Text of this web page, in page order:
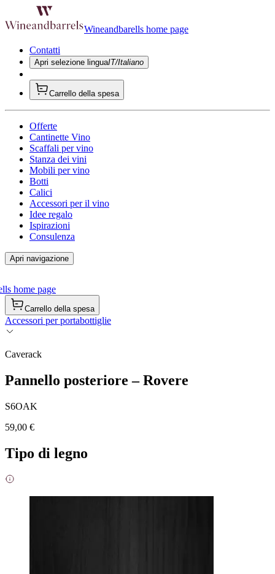
Wineandbarells home page
Contatti
Apri selezione linguaIT/Italiano
Carrello della spesa
Offerte
Cantinette Vino
Scaffali per vino
Stanza dei vini
Mobili per vino
Botti
Calici
Accessori per il vino
Idee regalo
Ispirazioni
Consulenza
Apri navigazione
home page
Carrello della spesa
Accessori per portabottiglie
Caverack
Pannello posteriore – Rovere
S6OAK
59,00 €
Tipo di legno